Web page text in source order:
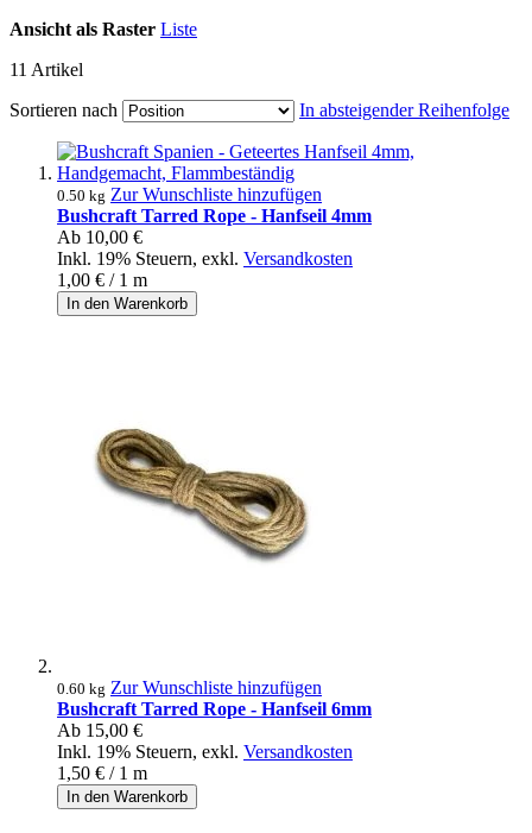
Ansicht als Raster Liste
11 Artikel
Sortieren nach
In absteigender Reihenfolge
0.50 kg Zur Wunschliste hinzufügen
Bushcraft Tarred Rope - Hanfseil 4mm
Ab 10,00 €
Inkl. 19% Steuern, exkl. Versandkosten
1,00 € / 1 m
In den Warenkorb
0.60 kg Zur Wunschliste hinzufügen
Bushcraft Tarred Rope - Hanfseil 6mm
Ab 15,00 €
Inkl. 19% Steuern, exkl. Versandkosten
1,50 € / 1 m
In den Warenkorb